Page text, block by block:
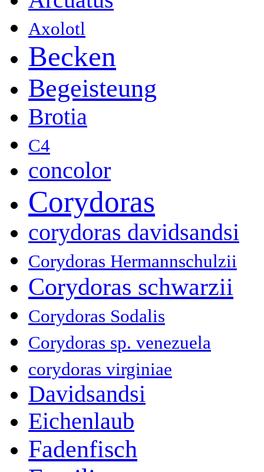
Axolotl
Becken
Begeisteung
Brotia
C4
concolor
Corydoras
corydoras davidsandsi
Corydoras Hermannschulzii
Corydoras schwarzii
Corydoras Sodalis
Corydoras sp. venezuela
corydoras virginiae
Davidsandsi
Eichenlaub
Fadenfisch